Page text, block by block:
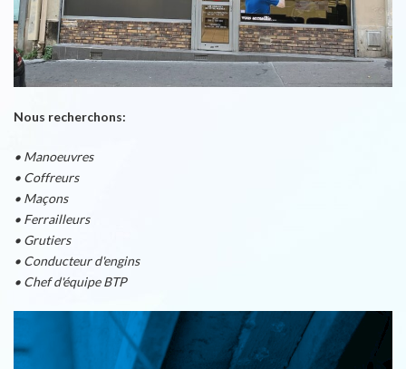
Nous recherchons:
• Manoeuvres
• Coffreurs
• Maçons
• Ferrailleurs
• Grutiers
• Conducteur d'engins
• Chef d'équipe BTP